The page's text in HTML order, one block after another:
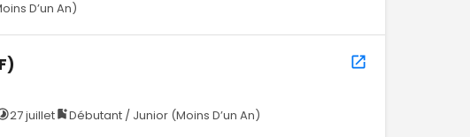
D’un An)
27 juillet Débutant / Junior (Moins D’un An)